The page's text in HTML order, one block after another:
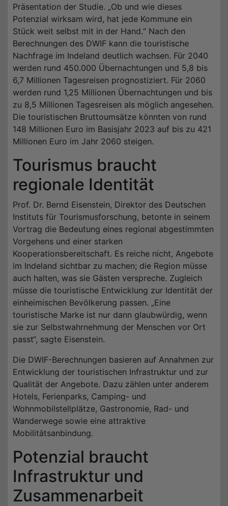
Präsentation der Studie. „Ob und wie dieses
Potenzial wirksam wird, hat jede Kommune ein
Stück weit selbst mit in der Hand.“ Nach den
Berechnungen des DWIF kann die touristische
Nachfrage im Indeland deutlich wachsen. Für 2040
werden rund 450.000 Übernachtungen und 5,8 bis
6,7 Millionen Tagesreisen prognostiziert. Für 2060
werden rund 1,25 Millionen Übernachtungen und bis
zu 8,5 Millionen Tagesreisen als möglich angesehen.
Die touristischen Bruttoumsätze könnten von rund
148 Millionen Euro im Basisjahr 2023 auf bis zu 421
Millionen Euro im Jahr 2060 steigen.
Tourismus braucht
regionale Identität
Prof. Dr. Bernd Eisenstein, Direktor des Deutschen
Instituts für Tourismusforschung, betonte in seinem
Vortrag die Bedeutung eines regional abgestimmten
Vorgehens und einer starken
Kooperationsbereitschaft. Es reiche nicht, Angebote
im Indeland sichtbar zu machen; die Region müsse
auch halten, was sie Gästen verspreche. Zugleich
müsse die touristische Entwicklung zur Identität der
einheimischen Bevölkerung passen. „Eine
touristische Marke ist nur dann glaubwürdig, wenn
sie zur Selbstwahrnehmung der Menschen vor Ort
passt“, sagte Eisenstein.
Die DWIF-Berechnungen basieren auf Annahmen zur
Entwicklung der touristischen Infrastruktur und zur
Qualität der Angebote. Dazu zählen unter anderem
Hotels, Ferienparks, Camping- und
Wohnmobilstellplätze, Gastronomie, Rad- und
Wanderwege sowie eine attraktive
Mobilitätsanbindung.
Potenzial braucht
Infrastruktur und
Zusammenarbeit